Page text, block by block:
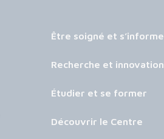
Être soigné et
Recherche et innovation
Étudier et se former
Découvrir le Centre